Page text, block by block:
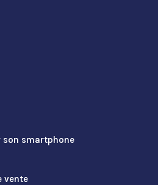
son smartphone
vente